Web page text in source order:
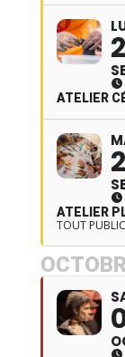
ATELIER
ATELIER
TOUT